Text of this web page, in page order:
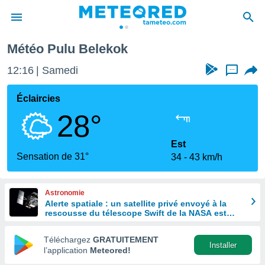
de
Météo Pulu Belekok
12:16 Samedi ...
Éclaircies
28°
Sensation de 31°
Est
34
43 km/h
Astronomie
Alerte spatiale : un satellite privé envoyé à la
rescousse du télescope Swift de la NASA est
Téléchargez GRATUITEMENT
l’application Meteored!
Installer